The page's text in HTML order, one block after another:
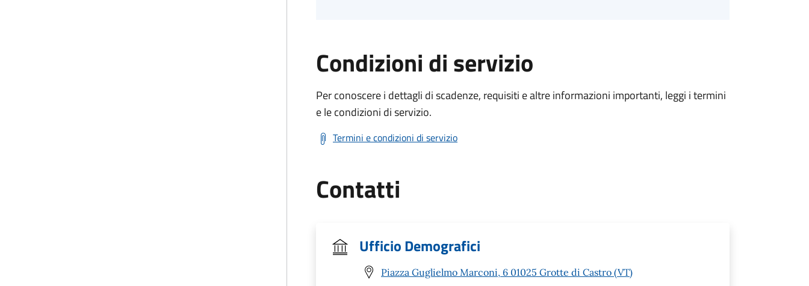
Condizioni di servizio
Per conoscere i dettagli di scadenze, requisiti e altre informazioni importanti, leggi i termini
e le condizioni di servizio.
Termini e condizioni di servizio
Contatti
Ufficio Demografici
Piazza Guglielmo Marconi, 6 01025 Grotte di Castro (VT)